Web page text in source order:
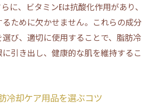
ケア用品の選び方と効果の相関性
後の効果を高めるための製品比較
用具の選択が与える長期的な影響
後におすすめの成分とその効果
ケア用品の選び方で変わる肌の状
に、ビタミンEは抗酸化作用があり、
ために欠かせません。これらの成分
び、適切に使用することで、脂肪冷
引き出し、健康的な肌を維持するこ
冷却ケア用品を選ぶコツ